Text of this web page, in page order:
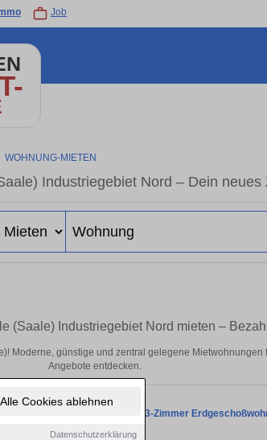
Alle Cookies ablehnen
Datenschutzerklärung
Job
WOHNUNG-MIETEN
Industriegebiet Nord – Dein neues
(Saale) Industriegebiet Nord mieten –
Moderne, günstige und zentral gelegene Mietwohnungen
Angebote entdecken.
Attraktive 3-Zimmer